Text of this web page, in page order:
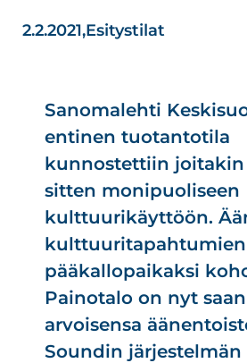
2.2.2021,Esitystilat
Sanomalehti
entinen tuotantotila
kunnostettiin joitakin
sitten monipuoliseen
kulttuurikäyttöön.
kulttuuritapahtumien
pääkallopaikaksi
Painotalo on nyt
arvoisensa
Soundin järjestelmän